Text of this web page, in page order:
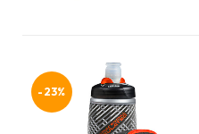
-23%